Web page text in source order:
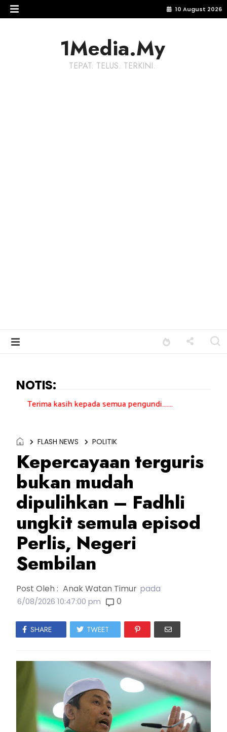
10 August 2026
1Media.My
TEPAT. TELUS. TERKINI.
NOTIS:
kasih kepada semua pengundi.......
FLASH NEWS POLITIK
Kepercayaan terguris
bukan mudah
dipulihkan – Fadhli
ungkit semula episod
Perlis, Negeri
Sembilan
Post Oleh : Anak Watan Timur pada
6/08/2026 10:47:00 pm 0
SHARE TWEET